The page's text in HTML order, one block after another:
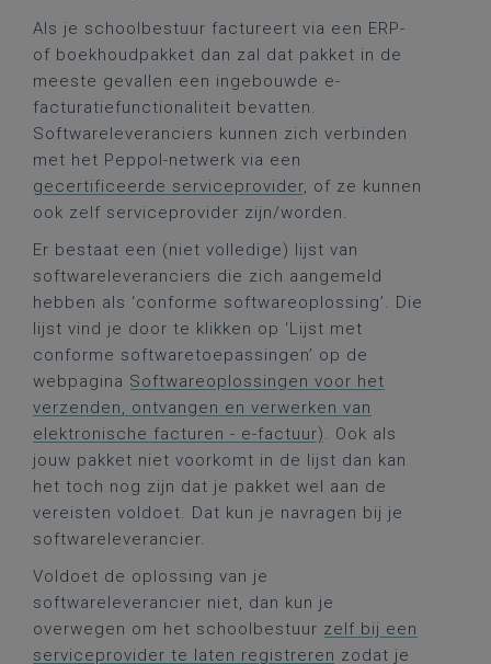
Als je schoolbestuur factureert via een ERP-
of boekhoudpakket dan zal dat pakket in de
meeste gevallen een ingebouwde e-
facturatiefunctionaliteit bevatten.
Softwareleveranciers kunnen zich verbinden
met het Peppol-netwerk via een
gecertificeerde serviceprovider, of ze kunnen
ook zelf serviceprovider zijn/worden.
Er bestaat een (niet volledige) lijst van
softwareleveranciers die zich aangemeld
hebben als ‘conforme softwareoplossing’. Die
lijst vind je door te klikken op ‘Lijst met
conforme softwaretoepassingen’ op de
webpagina Softwareoplossingen voor het
verzenden, ontvangen en verwerken van
elektronische facturen - e-factuur). Ook als
jouw pakket niet voorkomt in de lijst dan kan
het toch nog zijn dat je pakket wel aan de
vereisten voldoet. Dat kun je navragen bij je
softwareleverancier.
Voldoet de oplossing van je
softwareleverancier niet, dan kun je
overwegen om het schoolbestuur zelf bij een
serviceprovider te laten registreren zodat je